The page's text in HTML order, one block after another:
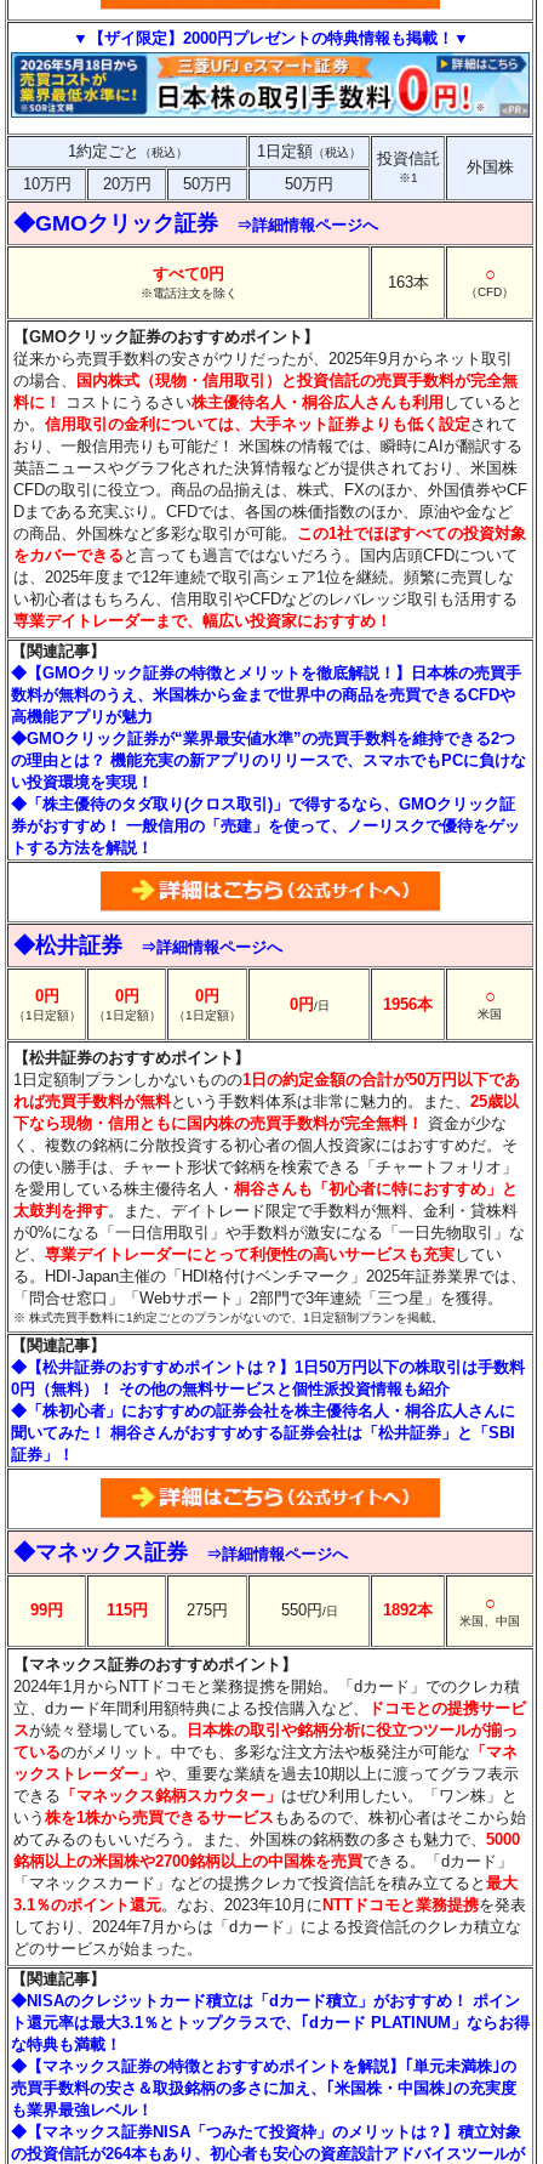
▼【ザイ限定】2000円プレゼントの特典情報も掲載！▼
1約定ごと （税込） 1日定額 （税込） 投資信託
※1
外国株
10万円
20万円 50万円 50万円
◆GMOクリック証券 ⇒詳細情報ページへ
すべて0円
※電話注文を除く
163本 ○
（CFD）
【GMOクリック証券のおすすめポイント】
従来から売買手数料の安さがウリだったが、2025年9月からネット取引
の場合、 国内株式（現物・信用取引）と投資信託の売買手数料が完全無
料に！
コストにうるさい株主優待名人・桐谷広人さんも利用 していると
か。信用取引の金利については、大手ネット証券よりも低く設定されて
おり、一般信用売りも可能だ！ 米国株の情報では、瞬時にAIが翻訳する
英語ニュースやグラフ化された決算情報などが提供されており、米国株
CFDの取引に役立つ。商品の品揃えは、株式、FXのほか、外国債券やCF
Dまである充実ぶり。CFDでは、各国の株価指数のほか、原油や金など
の商品、外国株など多彩な取引が可能。 この1社でほぼすべての投資対象
をカバーできる と言っても過言ではないだろう。国内店頭CFDについて
は、2025年度まで12年連続で取引高シェア1位を継続。頻繁に売買しな
い初心者はもちろん、信用取引やCFDなどのレバレッジ取引も活用する
専業デイトレーダーまで、幅広い投資家におすすめ！
【関連記事】
◆【GMOクリック証券の特徴とメリットを徹底解説！】日本株の売買手
数料が無料のうえ、米国株から金まで世界中の商品を売買できるCFDや
高機能アプリが魅力
◆GMOクリック証券が“業界最安値水準”の売買手数料を維持できる2つ
の理由とは？ 機能充実の新アプリのリリースで、スマホでもPCに負けな
い投資環境を実現！
◆「株主優待のタダ取り(クロス取引)」で得するなら、GMOクリック証
券がおすすめ！ 一般信用の「売建」を使って、ノーリスクで優待をゲッ
トする方法を解説！
◆松井証券 ⇒詳細情報ページへ
0円
（1日定額）
0円
（1日定額）
0円
（1日定額）
0円/日 1956本 ○
米国
【松井証券のおすすめポイント】
1日定額制プランしかないものの1日の約定金額の合計が50万円以下であ
れば売買手数料が無料という手数料体系は非常に魅力的。また、25歳以
下なら現物・信用ともに国内株の売買手数料が完全無料！
資金が少な
く、複数の銘柄に分散投資する初心者の個人投資家にはおすすめだ。そ
の使い勝手は、チャート形状で銘柄を検索できる「チャートフォリオ」
を愛用している株主優待名人・桐谷さんも「初心者に特におすすめ」と
太鼓判を押す。また、デイトレード限定で手数料が無料、金利・貸株料
が0%になる「一日信用取引」や手数料が激安になる「一日先物取引」な
ど、専業デイトレーダーにとって利便性の高いサービスも充実してい
る。HDI-Japan主催の「HDI格付けベンチマーク」2025年証券業界では、
「問合せ窓口」「Webサポート」2部門で3年連続「三つ星」を獲得。
※ 株式売買手数料に1約定ごとのプランがないので、1日定額制プランを掲載。
【関連記事】
◆【松井証券のおすすめポイントは？】1日50万円以下の株取引は手数料
0円（無料）！ その他の無料サービスと個性派投資情報も紹介
◆「株初心者」におすすめの証券会社を株主優待名人・桐谷広人さんに
聞いてみた！ 桐谷さんがおすすめする証券会社は「松井証券」と「SBI
証券」！
◆マネックス証券 ⇒詳細情報ページへ
99円 115円 275円 550円/日 1892本 ○
米国、中国
【マネックス証券のおすすめポイント】
2024年1月からNTTドコモと業務提携を開始。「dカード」でのクレカ積
立、dカード年間利用額特典による投信購入など、
ドコモとの提携サービ
スが続々登場している。
日本株の取引や銘柄分析に役立つツールが揃っ
ているのがメリット。中でも、多彩な注文方法や板発注が可能な 「マネ
ックストレーダー」や、重要な業績を過去10期以上に渡ってグラフ表示
できる 「マネックス銘柄スカウター」 はぜひ利用したい。「ワン株」と
いう株を1株から売買できるサービス もあるので、株初心者はそこから始
めてみるのもいいだろう。また、外国株の銘柄数の多さも魅力で、5000
銘柄以上の米国株や2700銘柄以上の中国株を売買できる。「dカード」
「マネックスカード」などの提携クレカで投資信託を積み立てると最大
3.1％のポイント還元。なお、2023年10月にNTTドコモと業務提携を発表
しており、2024年7月からは「dカード」による投資信託のクレカ積立な
どのサービスが始まった。
【関連記事】
◆NISAのクレジットカード積立は「dカード積立」がおすすめ！ ポイン
ト還元率は最大3.1％とトップクラスで、｢dカード PLATINUM」ならお得
な特典も満載！
◆【マネックス証券の特徴とおすすめポイントを解説】｢単元未満株｣の
売買手数料の安さ＆取扱銘柄の多さに加え、｢米国株・中国株｣の充実度
も業界最強レベル！
◆【マネックス証券NISA「つみたて投資枠」のメリットは？】積立対象
の投資信託が264本もあり、初心者も安心の資産設計アドバイスツールが